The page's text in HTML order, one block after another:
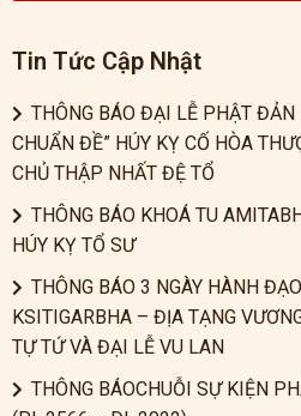
Tin Tức Cập Nhật
THÔNG BÁO ĐẠI LỄ PHẬT
CHUẨN ĐỀ” HÚY KỴ CỐ HÒA
CHỦ THẬP NHẤT ĐỆ TỔ
THÔNG BÁO KHOÁ TU
HÚY KỴ TỔ SƯ
THÔNG BÁO 3 NGÀY HÀNH
KSITIGARBHA – ĐỊA TẠNG
TỰ TỨ VÀ ĐẠI LỄ VU LAN
THÔNG BÁOCHUỖI SỰ KIỆN